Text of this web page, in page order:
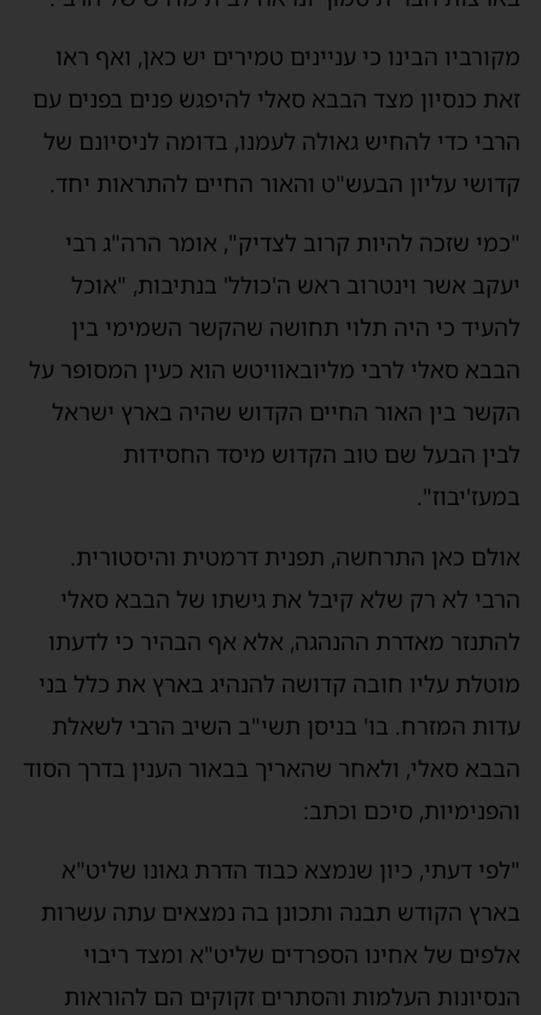
מקורביו הבינו כי עניינים טמירים יש כאן, ואף ראו
זאת כנסיון מצד הבבא סאלי להיפגש פנים בפנים עם
הרבי כדי להחיש גאולה לעמנו, בדומה לניסיונם של
קדושי עליון הבעש"ט והאור החיים להתראות יחד.
"כמי שזכה להיות קרוב לצדיק", אומר הרה"ג רבי
יעקב אשר וינטרוב ראש ה'כולל' בנתיבות, "אוכל
להעיד כי היה תלוי תחושה שהקשר השמימי בין
הבבא סאלי לרבי מליובאוויטש הוא כעין המסופר על
הקשר בין האור החיים הקדוש שהיה בארץ ישראל
לבין הבעל שם טוב הקדוש מיסד החסידות
במעז'יבוז".
אולם כאן התרחשה, תפנית דרמטית והיסטורית.
הרבי לא רק שלא קיבל את גישתו של הבבא סאלי
להתנזר מאדרת ההנהגה, אלא אף הבהיר כי לדעתו
מוטלת עליו חובה קדושה להנהיג בארץ את כלל בני
עדות המזרח. בו' בניסן תשי"ב השיב הרבי לשאלת
הבבא סאלי, ולאחר שהאריך בבאור הענין בדרך הסוד
והפנימיות, סיכם וכתב:
"לפי דעתי, כיון שנמצא כבוד הדרת גאונו שליט"א
בארץ הקודש תבנה ותכונן בה נמצאים עתה עשרות
אלפים של אחינו הספרדים שליט"א ומצד ריבוי
הנסיונות העלמות והסתרים זקוקים הם להוראות